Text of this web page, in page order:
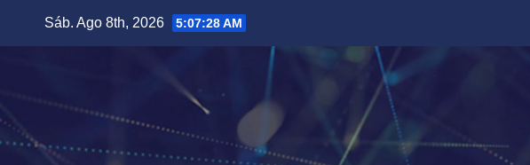
Sáb. Ago 8th, 2026 5:07:29 AM